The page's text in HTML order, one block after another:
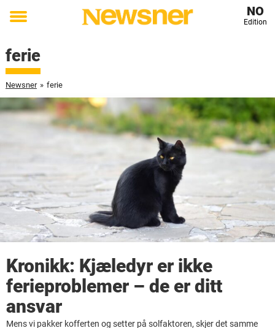
Toggle
NO
Edition
ferie
Newsner » ferie
Kronikk: Kjæledyr er ikke
ferieproblemer – de er ditt
ansvar
Mens vi pakker kofferten og setter på solfaktoren, skjer det samme